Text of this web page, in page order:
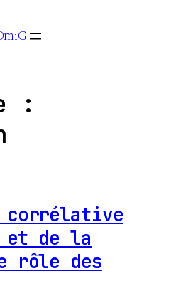
:
corrélative
de la
rôle des